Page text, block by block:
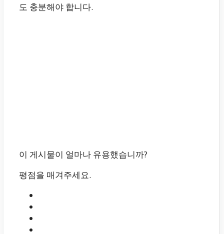
도 충분해야 합니다.
이 게시물이 얼마나 유용했습니까?
평점을 매겨주세요.